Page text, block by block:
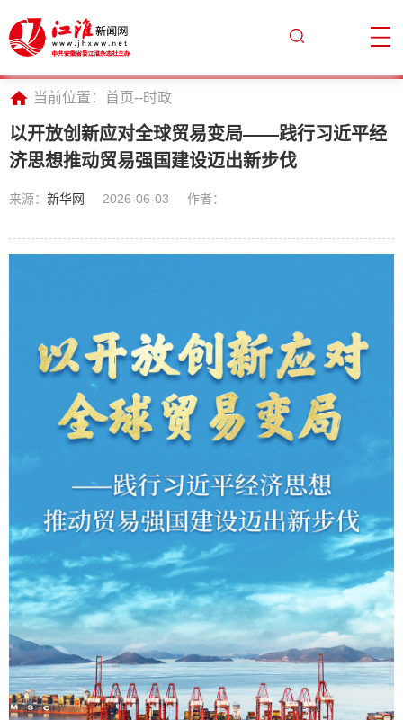
当前位置： 首页--时政
以开放创新应对全球贸易变局——践行习近平经
济思想推动贸易强国建设迈出新步伐
来源： 新华网 2026-06-03 作者：